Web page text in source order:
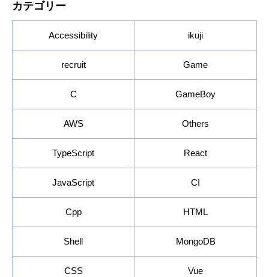
カテゴリー
Accessibility ikuji
recruit Game
C GameBoy
AWS Others
TypeScript React
JavaScript CI
Cpp HTML
Shell MongoDB
CSS Vue